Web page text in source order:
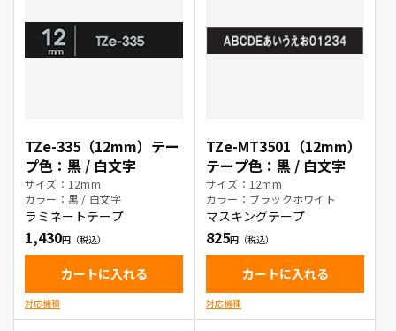
TZe-335（12mm）テー
プ色：黒 / 白文字
サイズ：12mm
カラー：黒 / 白文字
ラミネートテープ
1,430
カートに入れる
対応機種
TZe-MT3501（12mm）
テープ色：黒 / 白文字
サイズ：12mm
カラー：ブラックホワイト
マスキングテープ
825
カートに入れる
対応機種